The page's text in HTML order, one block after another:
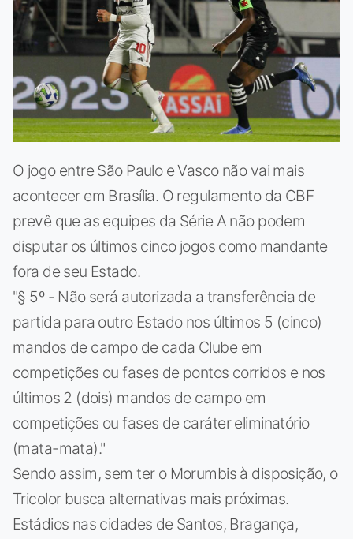
O jogo entre São Paulo e Vasco não vai mais
acontecer em Brasília. O regulamento da CBF
prevê que as equipes da Série A não podem
disputar os últimos cinco jogos como mandante
fora de seu Estado.
"§ 5º - Não será autorizada a transferência de
partida para outro Estado nos últimos 5 (cinco)
mandos de campo de cada Clube em
competições ou fases de pontos corridos e nos
últimos 2 (dois) mandos de campo em
competições ou fases de caráter eliminatório
(mata-mata)."
Sendo assim, sem ter o Morumbis à disposição, o
Tricolor busca alternativas mais próximas.
Estádios nas cidades de Santos, Bragança,